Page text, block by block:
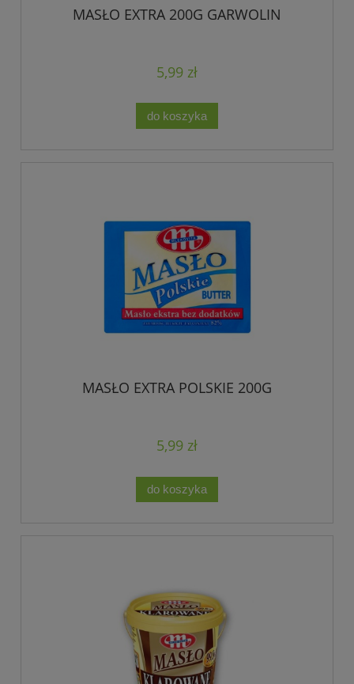
MASŁO EXTRA 200G GARWOLIN
5,99 zł
do koszyka
MASŁO EXTRA POLSKIE 200G
5,99 zł
do koszyka